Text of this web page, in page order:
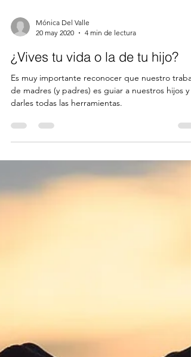
20 may 2020
4 min de lectura
¿Vives tu vida o la de tu hijo?
Es muy importante reconocer que nuestro
darles todas las herramientas.